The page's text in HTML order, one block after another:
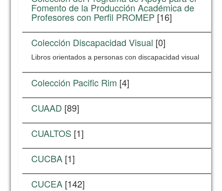
Fomento de la Producción Académica de
Profesores con Perfil PROMEP [16]
Colección Discapacidad Visual [0]
Libros orientados a personas con discapacidad visual
Colección Pacific Rim [4]
CUAAD [89]
CUALTOS [1]
CUCBA [1]
CUCEA [142]